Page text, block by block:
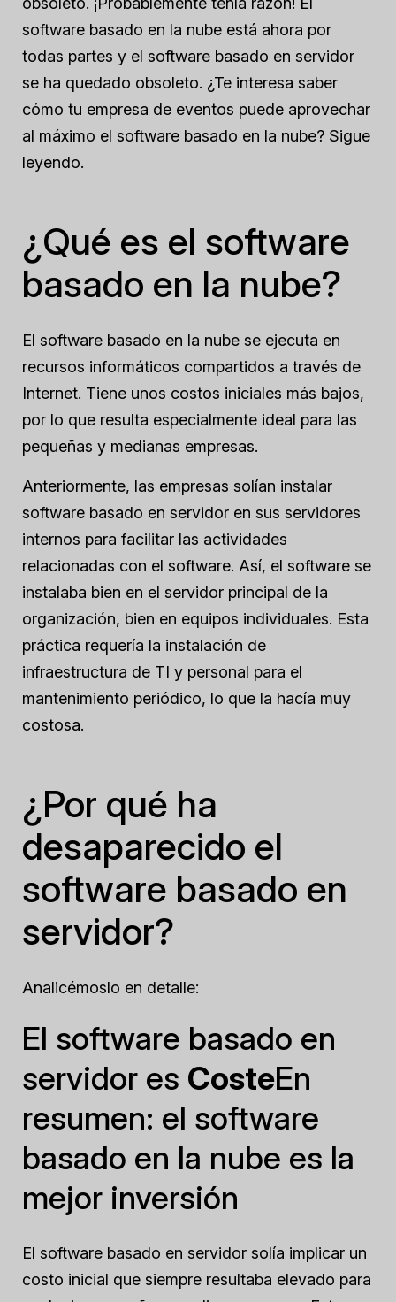
software basado en la nube está ahora por
todas partes y el software basado en servidor
se ha quedado obsoleto. ¿Te interesa saber
cómo tu empresa de eventos puede aprovechar
al máximo el software basado en la nube? Sigue
leyendo.
¿Qué es el software
basado en la nube?
El software basado en la nube se ejecuta en
recursos informáticos compartidos a través de
Internet. Tiene unos costos iniciales más bajos,
por lo que resulta especialmente ideal para las
pequeñas y medianas empresas.
Anteriormente, las empresas solían instalar
software basado en servidor en sus servidores
internos para facilitar las actividades
relacionadas con el software. Así, el software se
instalaba bien en el servidor principal de la
organización, bien en equipos individuales. Esta
práctica requería la instalación de
infraestructura de TI y personal para el
mantenimiento periódico, lo que la hacía muy
costosa.
¿Por qué ha
desaparecido el
software basado en
servidor?
Analicémoslo en detalle:
El software basado en
servidor es CosteEn
resumen: el software
basado en la nube es la
mejor inversión
El software basado en servidor solía implicar un
costo inicial que siempre resultaba elevado para